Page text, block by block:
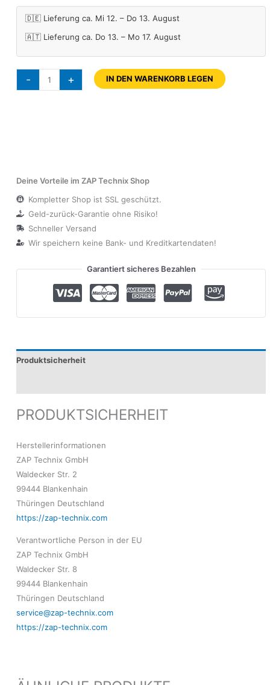
🇩🇪 Lieferung ca. Mi 12. – Do 13. August
🇦🇹 Lieferung ca. Do 13. – Mo 17. August
- + IN DEN WARENKORB LEGEN
Deine Vorteile im ZAP Technix Shop
Kompletter Shop ist SSL geschützt.
Geld-zurück-Garantie ohne Risiko!
Schneller Versand
Wir speichern keine Bank- und Kreditkartendaten!
Garantiert sicheres Bezahlen
Produktsicherheit
PRODUKTSICHERHEIT
Herstellerinformationen
ZAP Technix GmbH
Waldecker Str. 2
99444 Blankenhain
Thüringen Deutschland
https://zap-technix.com
Verantwortliche Person in der EU
ZAP Technix GmbH
Waldecker Str. 8
99444 Blankenhain
Thüringen Deutschland
service@zap-technix.com
https://zap-technix.com